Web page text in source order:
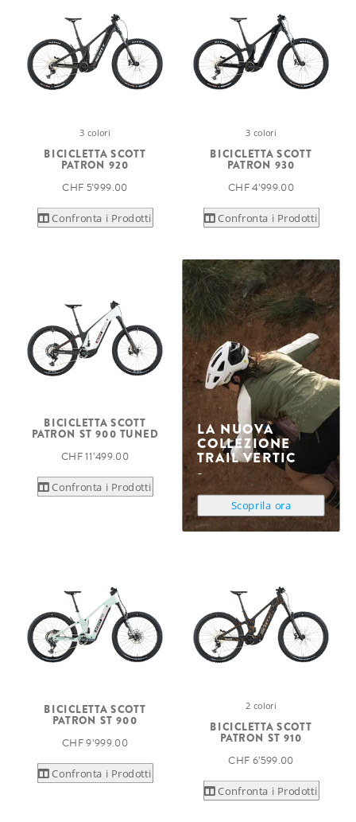
3 colori
BICICLETTA SCOTT
PATRON 920
CHF 5’999.00
Confronta i Prodotti
3 colori
BICICLETTA SCOTT
PATRON 930
CHF 4’999.00
Confronta i Prodotti
BICICLETTA SCOTT
PATRON ST 900 TUNED
CHF 11’499.00
Confronta i Prodotti
LA NUOVA
COLLEZIONE
TRAIL VERTIC
Scoprila ora
BICICLETTA SCOTT
PATRON ST 900
CHF 9’999.00
Confronta i Prodotti
2 colori
BICICLETTA SCOTT
PATRON ST 910
CHF 6’599.00
Confronta i Prodotti